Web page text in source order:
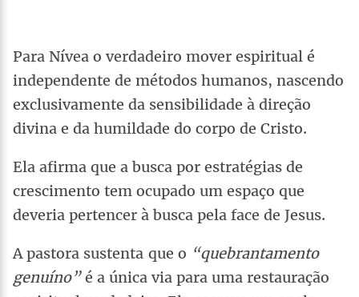
Para Nívea o verdadeiro mover espiritual é
independente de métodos humanos, nascendo
exclusivamente da sensibilidade à direção
divina e da humildade do corpo de Cristo.
Ela afirma que a busca por estratégias de
crescimento tem ocupado um espaço que
deveria pertencer à busca pela face de Jesus.
A pastora sustenta que o “quebrantamento
genuíno”é a única via para uma restauração